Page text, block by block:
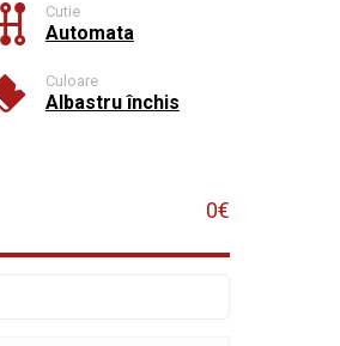
Cutie
Automata
Culoare
Albastru închis
0€